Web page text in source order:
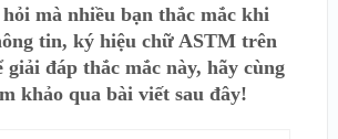
mà nhiều bạn thắc mắc khi
tin, ký hiệu chữ ASTM trên
giải đáp thắc mắc này, hãy cùng
khảo qua bài viết sau đây!